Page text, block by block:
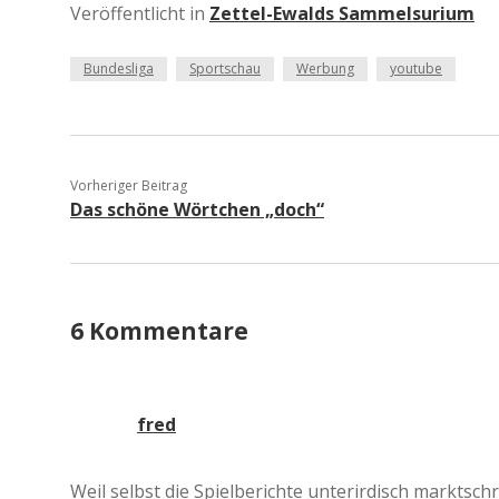
Veröffentlicht in Zettel-Ewalds Sammelsurium
Bundesliga Sportschau Werbung youtube
Vorheriger Beitrag
Das schöne Wörtchen „doch“
6 Kommentare
fred
Weil selbst die Spielberichte unterirdisch